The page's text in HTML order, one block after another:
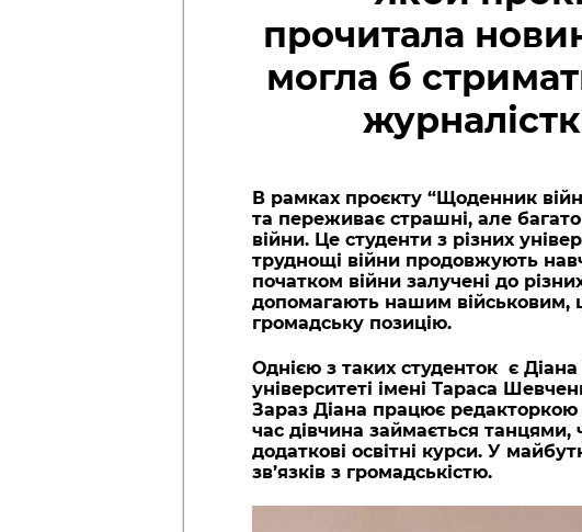
прочитала
могла б
В рамках проєкту “Щоденник
та переживає страшні, але
війни. Це студенти з різних
труднощі війни продовжують
початком війни залучені до
допомагають нашим військовим,
громадську позицію.
Однією з таких студенток є
університеті імені Тараса
Зараз Діана працює
час дівчина займається танцями,
додаткові освітні курси. У
зв’язків з громадськістю.